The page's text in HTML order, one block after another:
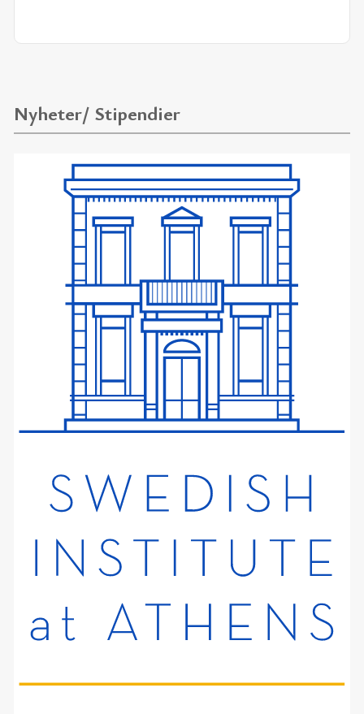
Nyheter/ Stipendier